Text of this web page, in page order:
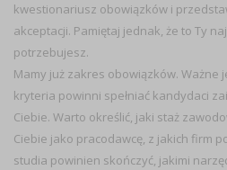
kwestionariusz obowiązków i
akceptacji. Pamiętaj jednak, że to Ty
potrzebujesz.
Mamy już zakres obowiązków. Ważne
kryteria powinni spełniać kandydaci
Ciebie. Warto określić, jaki staż
Ciebie jako pracodawcę, z jakich firm
studia powinien skończyć, jakimi